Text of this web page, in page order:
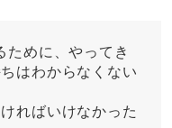
ために、やってき
はわからなくない
ればいけなかった